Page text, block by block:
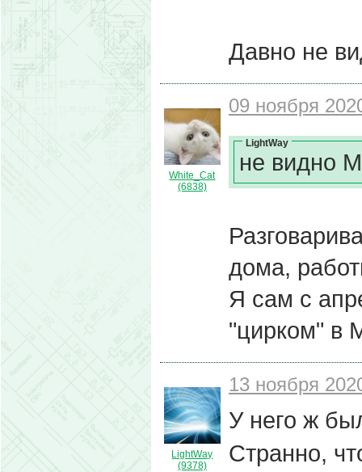
Давно не
White_Cat
(6838)
09 ноября
LightWay
не видно
дома,
Я сам с
"цирком" в
LightWay
(9378)
13 ноября
У него ж
Странно,